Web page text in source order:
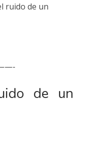
ruido de un
de un